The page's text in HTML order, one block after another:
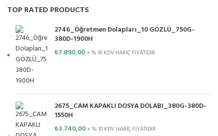
TOP RATED PRODUCTS
2746_Öğretmen Dolapları_10 GÖZLÜ_750G-
380D-1900H
₺7.890,00 + % 10 KDV HARİÇ FİYATIDIR.
2675_CAM KAPAKLI DOSYA DOLABI_380G-380D-
1550H
₺3.740,00 + % 10 KDV HARİÇ FİYATIDIR.